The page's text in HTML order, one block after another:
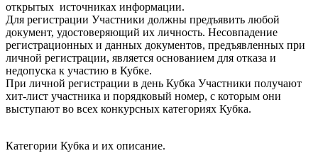
открытых источниках информации.
Для регистрации Участники должны предъявить любой
документ, удостоверяющий их личность. Несовпадение
регистрационных и данных документов, предъявленных при
личной регистрации, является основанием для отказа и
недопуска к участию в Кубке.
При личной регистрации в день Кубка Участники получают
хит-лист участника и порядковый номер, с которым они
выступают во всех конкурсных категориях Кубка.
Категории Кубка и их описание.